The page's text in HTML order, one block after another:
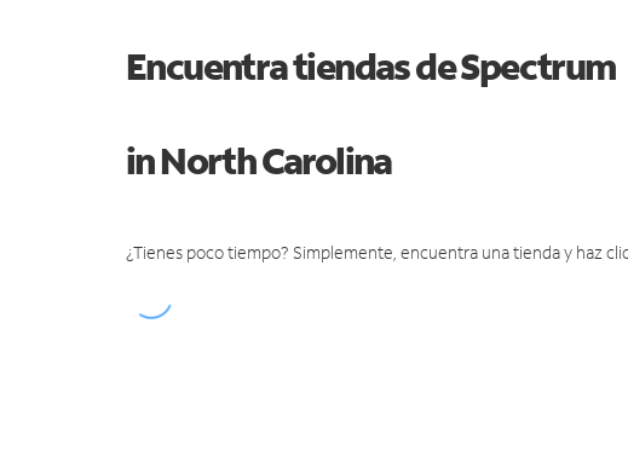
Encuentra tiendas de Spectrum
in North Carolina
¿Tienes poco tiempo? Simplemente, encuentra una tienda y haz